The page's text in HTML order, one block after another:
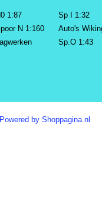
1:87
N 1:160
Sp I 1:32
Auto's
Sp.O 1:43
by Shoppagina.nl